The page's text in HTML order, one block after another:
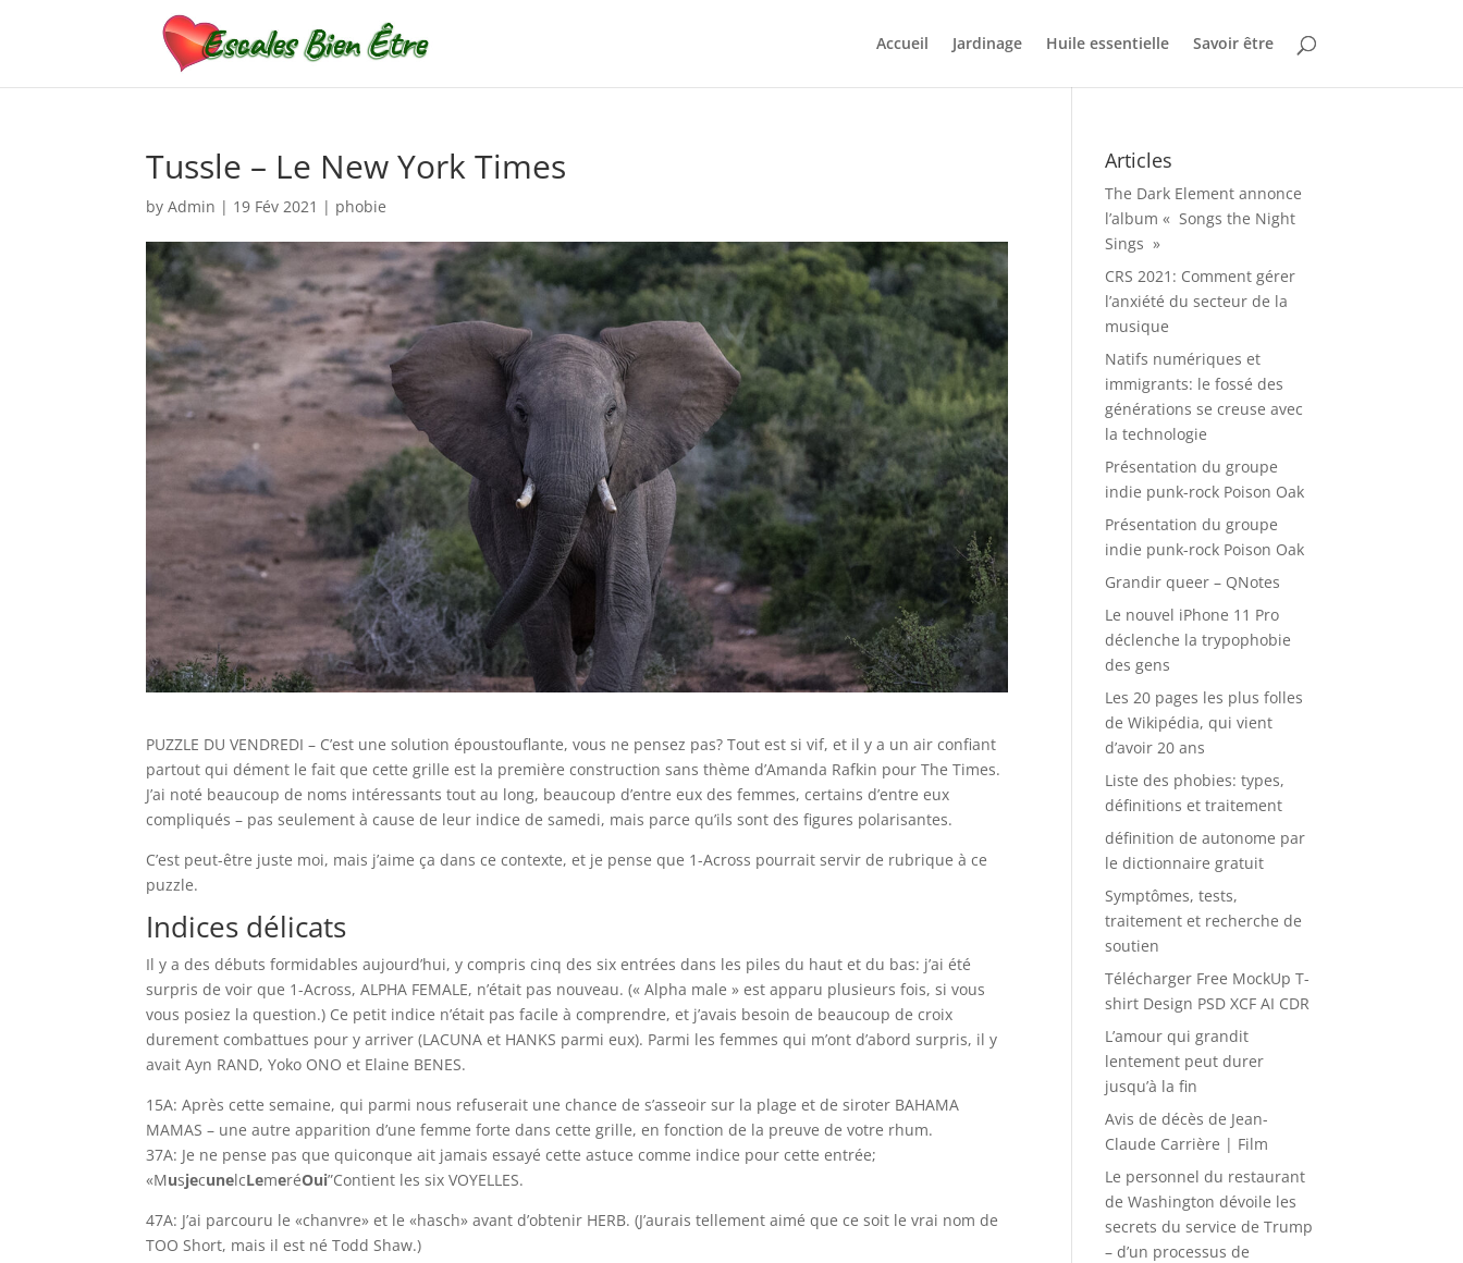
Accueil Jardinage Huile essentielle Savoir être
Tussle – Le New York Times
byAdmin | 19 Fév 2021 | phobie
PUZZLE DU VENDREDI – C’est une solution époustouflante, vous ne pensez pas? Tout est si vif, et il y a un air confiant
partout qui dément le fait que cette grille est la première construction sans thème d’Amanda Rafkin pour The Times.
J’ai noté beaucoup de noms intéressants tout au long, beaucoup d’entre eux des femmes, certains d’entre eux
compliqués – pas seulement à cause de leur indice de samedi, mais parce qu’ils sont des figures polarisantes.
C’est peut-être juste moi, mais j’aime ça dans ce contexte, et je pense que 1-Across pourrait servir de rubrique à ce
puzzle.
Indices délicats
Il y a des débuts formidables aujourd’hui, y compris cinq des six entrées dans les piles du haut et du bas: j’ai été
surpris de voir que 1-Across, ALPHA FEMALE, n’était pas nouveau. (« Alpha male » est apparu plusieurs fois, si vous
vous posiez la question.) Ce petit indice n’était pas facile à comprendre, et j’avais besoin de beaucoup de croix
durement combattues pour y arriver (LACUNA et HANKS parmi eux). Parmi les femmes qui m’ont d’abord surpris, il y
avait Ayn RAND, Yoko ONO et Elaine BENES.
15A: Après cette semaine, qui parmi nous refuserait une chance de s’asseoir sur la plage et de siroter BAHAMA
MAMAS – une autre apparition d’une femme forte dans cette grille, en fonction de la preuve de votre rhum.
37A: Je ne pense pas que quiconque ait jamais essayé cette astuce comme indice pour cette entrée;
«MusjecunelcLemeréOui”Contient les six VOYELLES.
47A: J’ai parcouru le «chanvre» et le «hasch» avant d’obtenir HERB. (J’aurais tellement aimé que ce soit le vrai nom de
TOO Short, mais il est né Todd Shaw.)
Articles
The Dark Element annonce
l’album « Songs the Night
Sings »
CRS 2021: Comment gérer
l’anxiété du secteur de la
musique
Natifs numériques et
immigrants: le fossé des
générations se creuse avec
la technologie
Présentation du groupe
indie punk-rock Poison Oak
Présentation du groupe
indie punk-rock Poison Oak
Grandir queer – QNotes
Le nouvel iPhone 11 Pro
déclenche la trypophobie
des gens
Les 20 pages les plus folles
de Wikipédia, qui vient
d’avoir 20 ans
Liste des phobies: types,
définitions et traitement
définition de autonome par
le dictionnaire gratuit
Symptômes, tests,
traitement et recherche de
soutien
Télécharger Free MockUp T-
shirt Design PSD XCF AI CDR
L’amour qui grandit
lentement peut durer
jusqu’à la fin
Avis de décès de Jean-
Claude Carrière | Film
Le personnel du restaurant
de Washington dévoile les
secrets du service de Trump
– d’un processus de